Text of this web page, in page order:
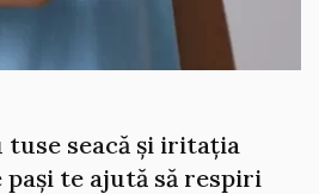
seacă și iritația
pași te ajută să respiri